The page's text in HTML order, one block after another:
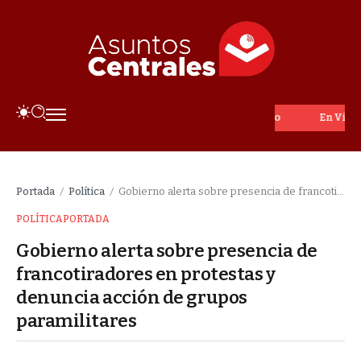
En Vivo
Portada / Política / Gobierno alerta sobre presencia de francotiradores en protestas y denuncia acción de grupos paramilitares
POLÍTICAPORTADA
Gobierno alerta sobre presencia de
francotiradores en protestas y
denuncia acción de grupos
paramilitares